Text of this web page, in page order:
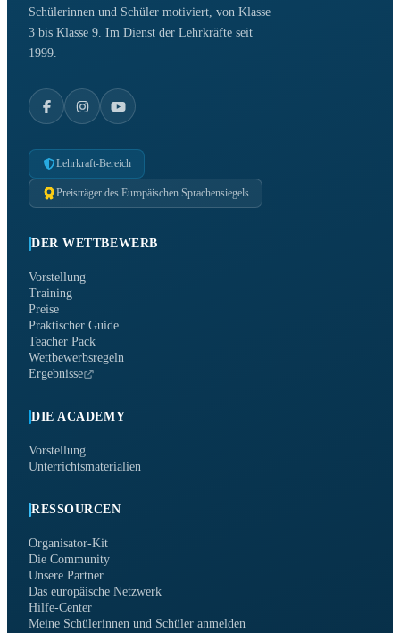
Schülerinnen und Schüler motiviert, von Klasse
3 bis Klasse 9. Im Dienst der Lehrkräfte seit
1999.
Lehrkraft-Bereich
Preisträger des Europäischen Sprachensiegels
DER WETTBEWERB
Vorstellung
Training
Preise
Praktischer Guide
Teacher Pack
Wettbewerbsregeln
Ergebnisse
DIE ACADEMY
Vorstellung
Unterrichtsmaterialien
RESSOURCEN
Organisator-Kit
Die Community
Unsere Partner
Das europäische Netzwerk
Hilfe-Center
Meine Schülerinnen und Schüler anmelden